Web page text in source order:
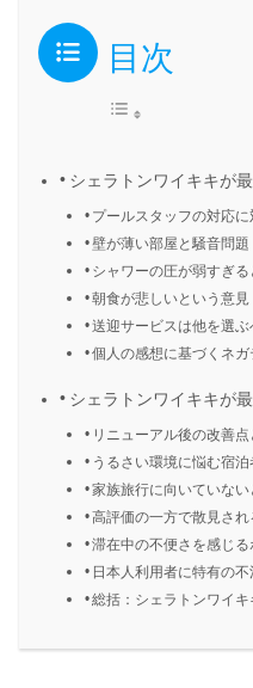
目次
シェラトンワイキキが
プールスタッフの対応
壁が薄い部屋と騒音問題
シャワーの圧が弱すぎ
朝食が悲しいという意見
送迎サービスは他を選ぶ
個人の感想に基づくネ
シェラトンワイキキが
リニューアル後の改善点
うるさい環境に悩む宿
家族旅行に向いていな
高評価の一方で散見され
滞在中の不便さを感じる
日本人利用者に特有の不
総括：シェラトンワイ